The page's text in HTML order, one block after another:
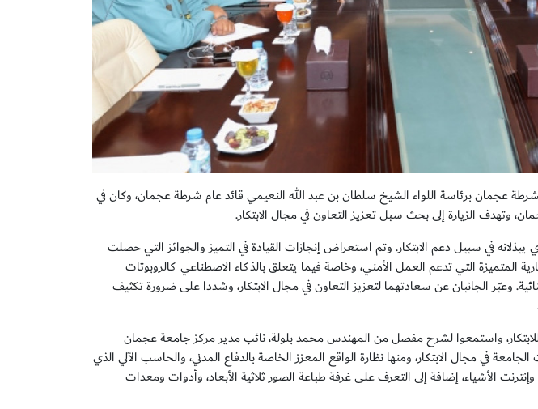
عجمان برئاسة اللواء الشيخ سلطان بن عبد الله النعيمي قائد عام شرطة عجمان، وكان في
وتهدف الزيارة إلى بحث سبل تعزيز التعاون في مجال الابتكار.
يبذلانه في سبيل دعم الابتكار. وتم استعراض إنجازات القيادة في التميز والجوائز التي حصلت
المتميزة التي تدعم العمل الأمني، وخاصة فيما يتعلق بالذكاء الاصطناعي كالروبوتات
وعبّر الجانبان عن سعادتهما لتعزيز التعاون في مجال الابتكار، وشددا على ضرورة تكثيف
واستمعوا لشرح مفصل من المهندس محمد بلولة، نائب مدير مركز جامعة عجمان
الجامعة في مجال الابتكار، ومنها نظارة الواقع المعزز الخاصة بالدفاع المدني، والحاسب الآلي الذي
الأشياء، إضافة إلى التعرف على غرفة طباعة الصور ثلاثية الأبعاد، وأدوات ومعدات